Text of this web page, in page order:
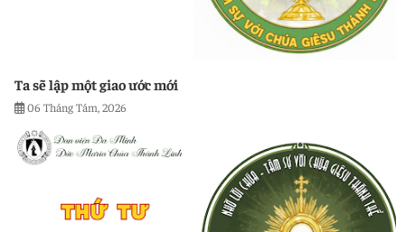
Ta sẽ lập một giao ước mới
06 Tháng Tám, 2026